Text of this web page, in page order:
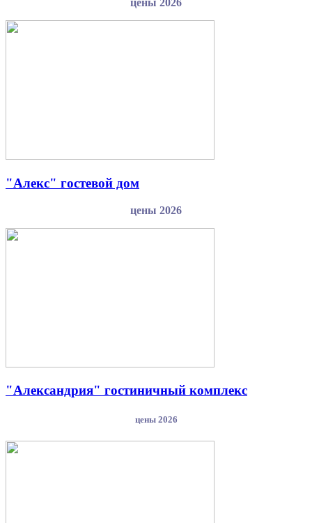
цены 2026
"Алекс" гостевой дом
цены 2026
"Александрия" гостиничный комплекс
цены 2026